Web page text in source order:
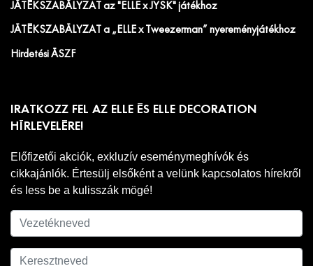
JÁTÉKSZABÁLYZAT az "ELLE x JYSK" játékhoz
JÁTÉKSZABÁLYZAT a „ELLE x Tweezerman” nyereményjátékhoz
Hirdetési ÁSZF
IRATKOZZ FEL AZ ELLE ÉS ELLE DECORATION
HÍRLEVELÉRE!
Előfizetői akciók, exkluzív eseménymeghívók és
cikkajánlók. Értesülj elsőként a velünk kapcsolatos hírekről
és less be a kulisszák mögé!